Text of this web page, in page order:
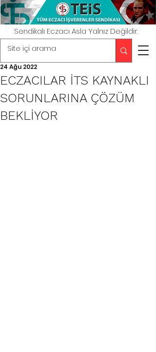
Sendikalı Eczacı Asla Yalnız Değildir.
ECZACILAR İTS KAYNAKLI
SORUNLARINA ÇÖZÜM
BEKLİYOR
24 Ağu 2022